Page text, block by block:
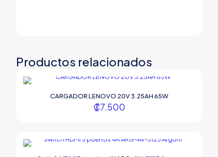
Productos relacionados
CARGADOR LENOVO 20V 3.25AH 65W
₡7.500